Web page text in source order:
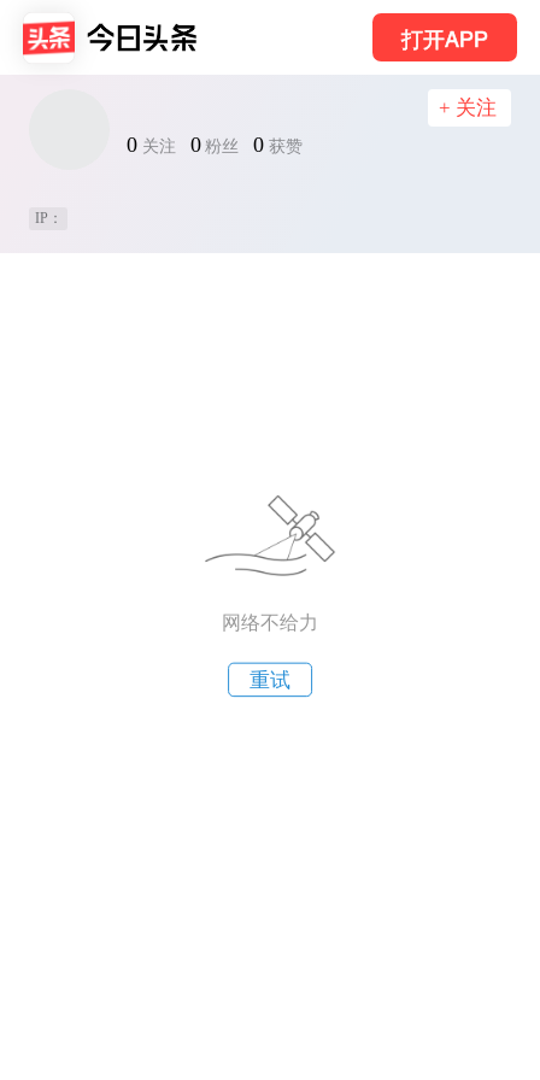
打开APP
0 关注 0 粉丝 0 获赞
+ 关注
IP：
网络不给力
重试